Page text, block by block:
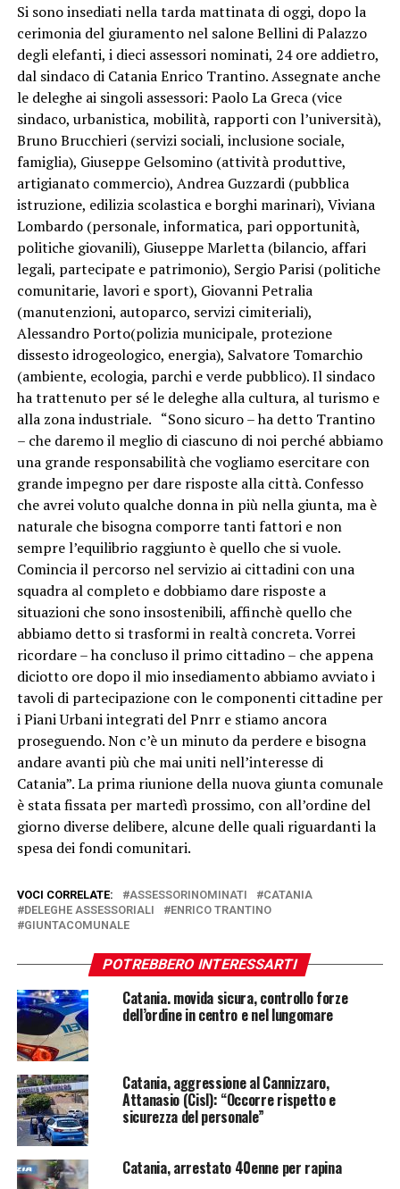
Si sono insediati nella tarda mattinata di oggi, dopo la
cerimonia del giuramento nel salone Bellini di Palazzo
degli elefanti, i dieci assessori nominati, 24 ore addietro,
dal sindaco di Catania Enrico Trantino. Assegnate anche
le deleghe ai singoli assessori: Paolo La Greca (vice
sindaco, urbanistica, mobilità, rapporti con l’università),
Bruno Brucchieri (servizi sociali, inclusione sociale,
famiglia), Giuseppe Gelsomino (attività produttive,
artigianato commercio), Andrea Guzzardi (pubblica
istruzione, edilizia scolastica e borghi marinari), Viviana
Lombardo (personale, informatica, pari opportunità,
politiche giovanili), Giuseppe Marletta (bilancio, affari
legali, partecipate e patrimonio), Sergio Parisi (politiche
comunitarie, lavori e sport), Giovanni Petralia
(manutenzioni, autoparco, servizi cimiteriali),
Alessandro Porto(polizia municipale, protezione
dissesto idrogeologico, energia), Salvatore Tomarchio
(ambiente, ecologia, parchi e verde pubblico). Il sindaco
ha trattenuto per sé le deleghe alla cultura, al turismo e
alla zona industriale. “Sono sicuro – ha detto Trantino
– che daremo il meglio di ciascuno di noi perché abbiamo
una grande responsabilità che vogliamo esercitare con
grande impegno per dare risposte alla città. Confesso
che avrei voluto qualche donna in più nella giunta, ma è
naturale che bisogna comporre tanti fattori e non
sempre l’equilibrio raggiunto è quello che si vuole.
Comincia il percorso nel servizio ai cittadini con una
squadra al completo e dobbiamo dare risposte a
situazioni che sono insostenibili, affinchè quello che
abbiamo detto si trasformi in realtà concreta. Vorrei
ricordare – ha concluso il primo cittadino – che appena
diciotto ore dopo il mio insediamento abbiamo avviato i
tavoli di partecipazione con le componenti cittadine per
i Piani Urbani integrati del Pnrr e stiamo ancora
proseguendo. Non c’è un minuto da perdere e bisogna
andare avanti più che mai uniti nell’interesse di
Catania”. La prima riunione della nuova giunta comunale
è stata fissata per martedì prossimo, con all’ordine del
giorno diverse delibere, alcune delle quali riguardanti la
spesa dei fondi comunitari.
VOCI CORRELATE: ASSESSORINOMINATI
CATANIA
DELEGHE ASSESSORIALI
ENRICO TRANTINO
GIUNTACOMUNALE
POTREBBERO INTERESSARTI
Catania. movida sicura, controllo forze
dell’ordine in centro e nel lungomare
Catania, aggressione al Cannizzaro,
Attanasio (Cisl): “Occorre rispetto e
sicurezza del personale”
Catania, arrestato 40enne per rapina